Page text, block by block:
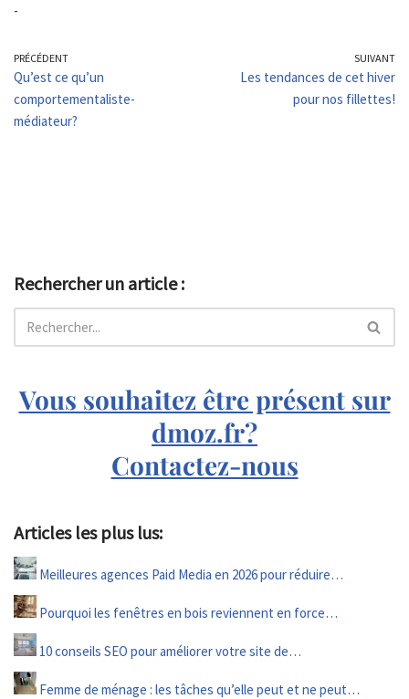
-
PRÉCÉDENT
Qu’est ce qu’un
comportementaliste-
médiateur?
SUIVANT
Les tendances de cet hiver
pour nos fillettes!
Rechercher un article :
Vous souhaitez être présent sur
dmoz.fr?
Contactez-nous
Articles les plus lus:
Meilleures agences Paid Media en 2026 pour réduire…
Pourquoi les fenêtres en bois reviennent en force…
10 conseils SEO pour améliorer votre site de…
Femme de ménage : les tâches qu’elle peut et ne peut…